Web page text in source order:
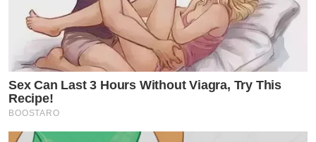
Sex Can Last 3 Hours Without Viagra, Try This
Recipe!
BOOSTARO